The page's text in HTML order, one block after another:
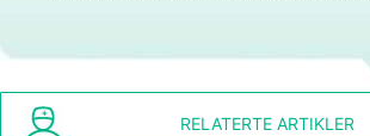
RELATERTE ARTIKLER